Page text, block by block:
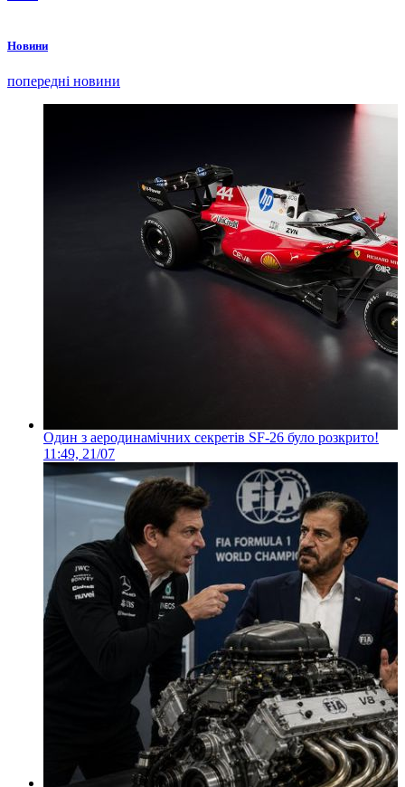
Новини
попередні новини
Один з аеродинамічних секретів SF-26 було розкрито!
11:49, 21/07